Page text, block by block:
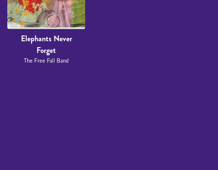
Elephants Never
Forget
The Free Fall Band